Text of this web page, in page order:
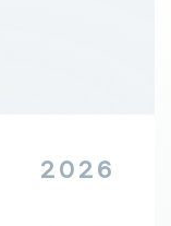
2026